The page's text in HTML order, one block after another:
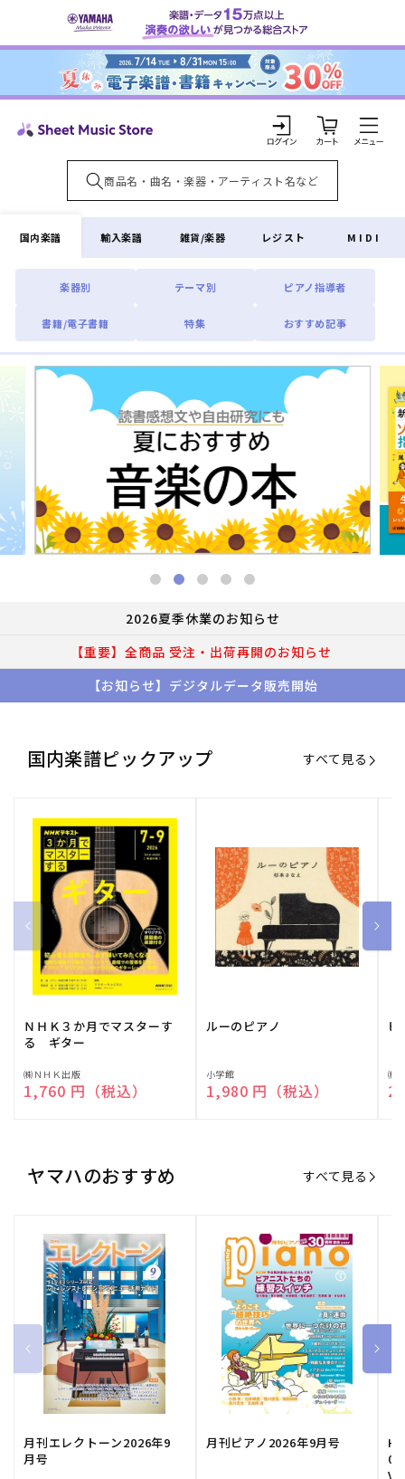
ンツに
ロ
グ
イ
ン
カ
ー
ト
国内楽譜
楽器別 テーマ別 ピアノ指導者
書籍/電子書籍 特集 おすすめ記事
輸入楽譜 雑貨/楽器 レジスト MIDI
2026夏季休業のお知らせ
【重要】全商品 受注・出荷再開のお知らせ
【お知らせ】デジタルデータ販売開始
国内楽譜ピックアップ すべて見る
ＮＨＫ３か月でマスターす
る ギター
販
売
㈱ＮＨＫ出版
通常価格
1,760 円（税込）
ルーのピアノ
販
売
小学館
通常価格
1,980 円（税込）
ピ
販
売
㈱
ヤマハのおすすめ すべて見る
月刊エレクトーン2026年9
月号
月刊ピアノ2026年9月号